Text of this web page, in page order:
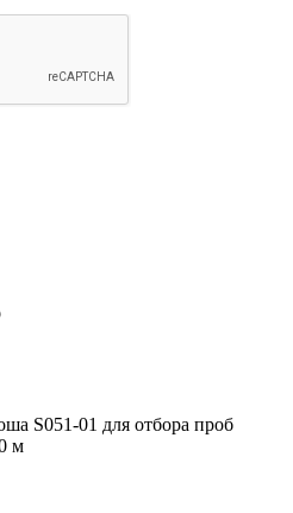
S051-01 для отбора проб
м